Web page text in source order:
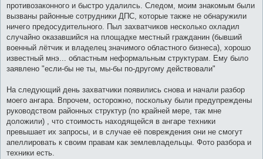
противозаконного и быстро удалилсь. Следом, моим знакомым были
вызваны районные сотрудники ДПС, которые также не обнаружили
ничего предосудительного. Пыл захватчиков несколько охладил
случайно оказавшийся на площадке местный гражданин (бывший
военный лётчик и владелец значимого областного бизнеса), хорошо
известный мнэ... областным неформальным структурам. Ему было
заявлено "если-бы не ты, мы-бы по-другому действовали"
На следующий день захватчики появились снова и начали разбор
моего ангара. Впрочем, осторожно, поскольку были предупреждены
руководством районных структур (по крайней мере, так мне
доложили) , что стоимость находящейся в ангаре техники
превышает их запросы, и в случае её повреждения они не смогут
апеллировать к своим правам как землевладельцы. Фото разбора и
техники есть.